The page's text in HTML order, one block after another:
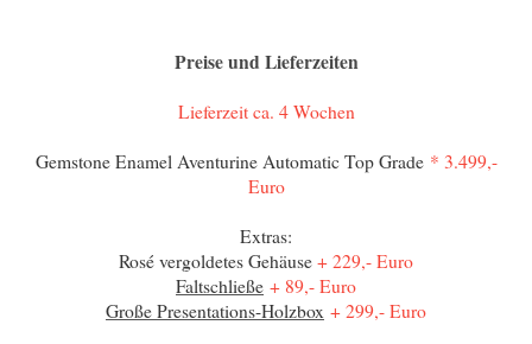
Preise und Lieferzeiten
Lieferzeit ca. 4 Wochen
Gemstone Enamel Aventurine Automatic Top Grade * 3.499,-
Euro
Extras:
Rosé vergoldetes Gehäuse + 229,- Euro
Faltschließe + 89,- Euro
Große Presentations-Holzbox + 299,- Euro